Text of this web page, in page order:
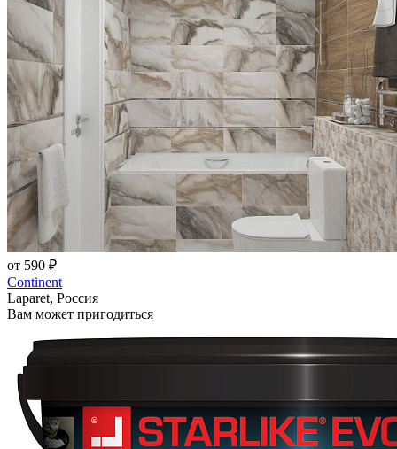
от 590 ₽
Continent
Laparet, Россия
Вам может пригодиться